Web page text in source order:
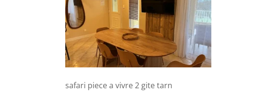
safari piece a vivre 2 gite tarn